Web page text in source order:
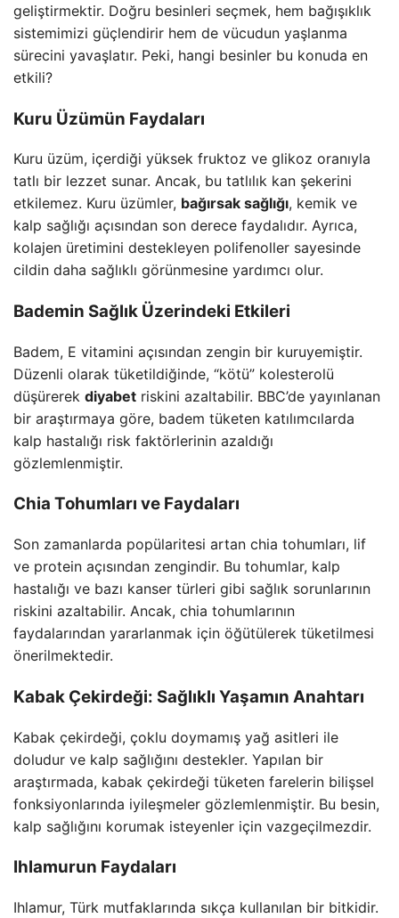
geliştirmektir. Doğru besinleri seçmek, hem bağışıklık
sistemimizi güçlendirir hem de vücudun yaşlanma
sürecini yavaşlatır. Peki, hangi besinler bu konuda en
etkili?
Kuru Üzümün Faydaları
Kuru üzüm, içerdiği yüksek fruktoz ve glikoz oranıyla
tatlı bir lezzet sunar. Ancak, bu tatlılık kan şekerini
etkilemez. Kuru üzümler, bağırsak sağlığı, kemik ve
kalp sağlığı açısından son derece faydalıdır. Ayrıca,
kolajen üretimini destekleyen polifenoller sayesinde
cildin daha sağlıklı görünmesine yardımcı olur.
Bademin Sağlık Üzerindeki Etkileri
Badem, E vitamini açısından zengin bir kuruyemiştir.
Düzenli olarak tüketildiğinde, “kötü” kolesterolü
düşürerek diyabet riskini azaltabilir. BBC’de yayınlanan
bir araştırmaya göre, badem tüketen katılımcılarda
kalp hastalığı risk faktörlerinin azaldığı
gözlemlenmiştir.
Chia Tohumları ve Faydaları
Son zamanlarda popülaritesi artan chia tohumları, lif
ve protein açısından zengindir. Bu tohumlar, kalp
hastalığı ve bazı kanser türleri gibi sağlık sorunlarının
riskini azaltabilir. Ancak, chia tohumlarının
faydalarından yararlanmak için öğütülerek tüketilmesi
önerilmektedir.
Kabak Çekirdeği: Sağlıklı Yaşamın Anahtarı
Kabak çekirdeği, çoklu doymamış yağ asitleri ile
doludur ve kalp sağlığını destekler. Yapılan bir
araştırmada, kabak çekirdeği tüketen farelerin bilişsel
fonksiyonlarında iyileşmeler gözlemlenmiştir. Bu besin,
kalp sağlığını korumak isteyenler için vazgeçilmezdir.
Ihlamurun Faydaları
Ihlamur, Türk mutfaklarında sıkça kullanılan bir bitkidir.